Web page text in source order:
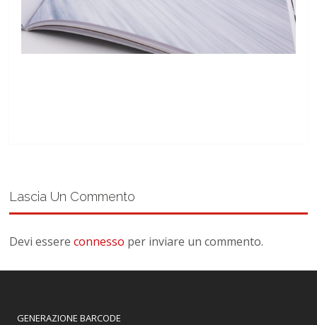
Lascia Un Commento
Devi essereconnesso per inviare un commento.
GENERAZIONE BARCODE